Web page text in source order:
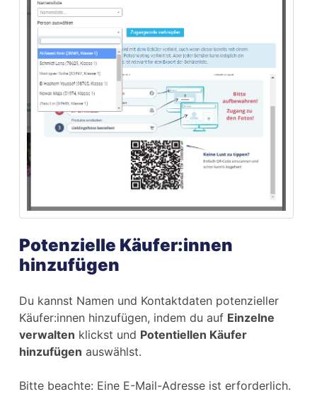
Potenzielle Käufer:innen
hinzufügen
Du kannst Namen und Kontaktdaten potenzieller
Käufer:innen hinzufügen, indem du auf Einzelne
verwalten klickst und Potentiellen Käufer
hinzufügen auswählst.
Bitte beachte: Eine E-Mail-Adresse ist erforderlich.